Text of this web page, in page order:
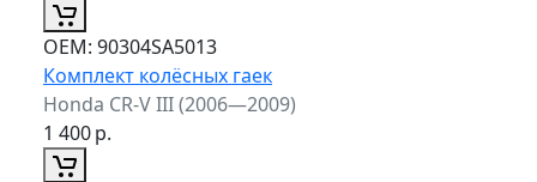
ОЕМ: 90304SA5013
Комплект колёсных гаек
Honda CR-V III (2006—2009)
1 400р.